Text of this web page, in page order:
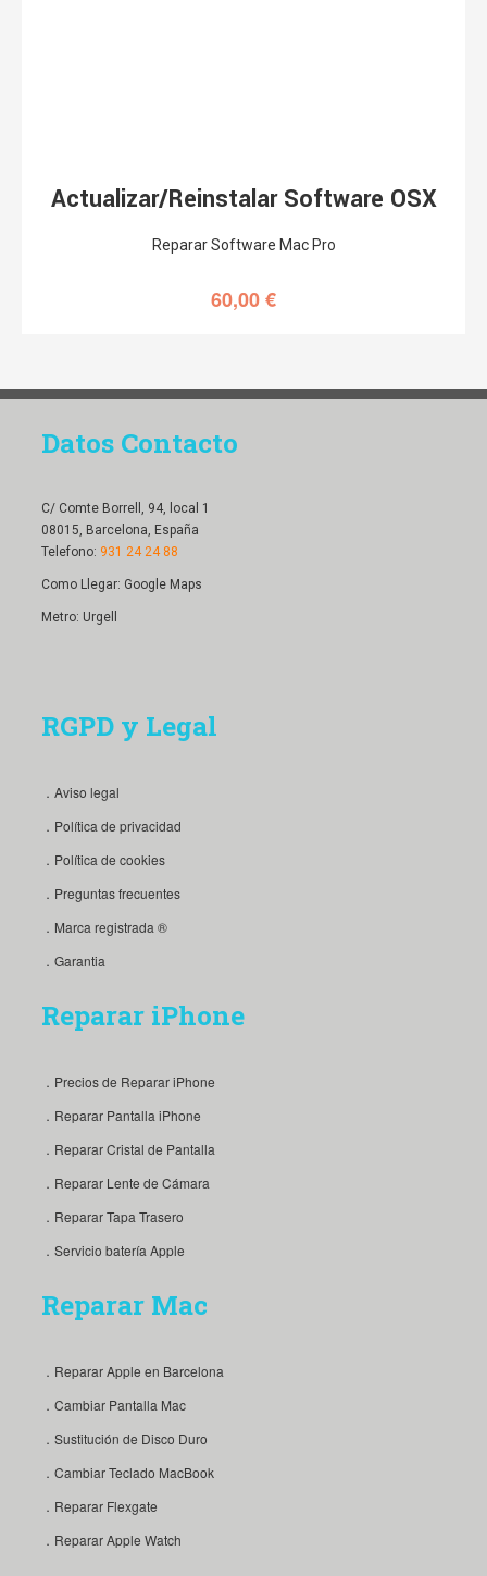
Actualizar/Reinstalar Software OSX
Reparar Software Mac Pro
60,00€
Datos Contacto
C/ Comte Borrell, 94, local 1
08015, Barcelona, España
Telefono: 931 24 24 88
Como Llegar: Google Maps
Metro: Urgell
RGPD y Legal
．Aviso legal
．Política de privacidad
．Política de cookies
．Preguntas frecuentes
．Marca registrada ®
．Garantia
Reparar iPhone
．Precios de Reparar iPhone
．Reparar Pantalla iPhone
．Reparar Cristal de Pantalla
．Reparar Lente de Cámara
．Reparar Tapa Trasero
．Servicio batería Apple
Reparar Mac
．Reparar Apple en Barcelona
．Cambiar Pantalla Mac
．Sustitución de Disco Duro
．Cambiar Teclado MacBook
．Reparar Flexgate
．Reparar Apple Watch